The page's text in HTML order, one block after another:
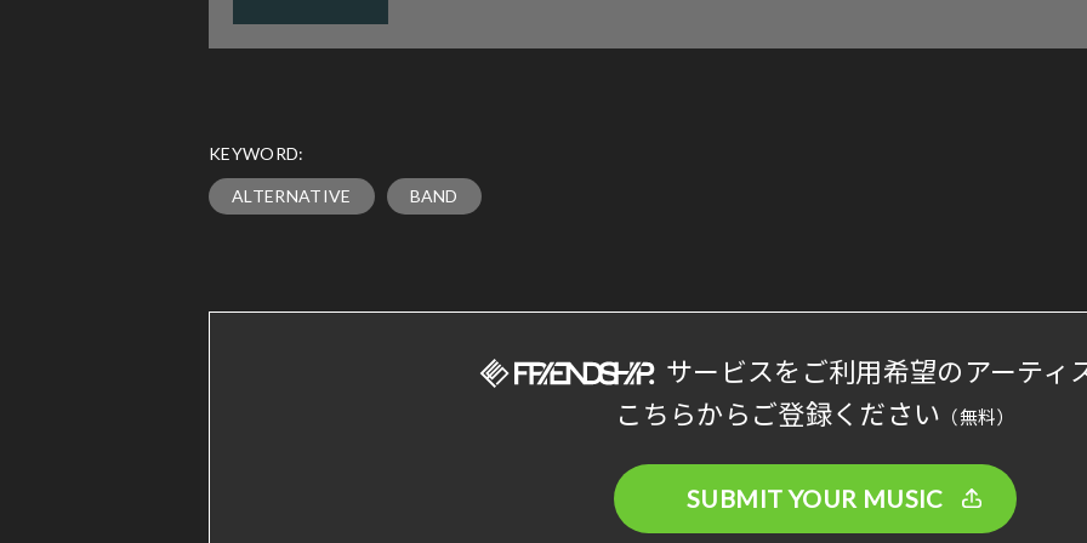
KEYWORD:
ALTERNATIVE BAND
サービスをご利用希望のアーティ
こちらからご登録ください （無料）
SUBMIT YOUR MUSIC